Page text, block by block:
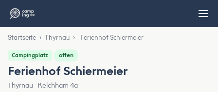
Startseite › Thyrnau › Ferienhof Schiermeier
Campingplatz offen
Ferienhof Schiermeier
Thyrnau · Kelchham 4a